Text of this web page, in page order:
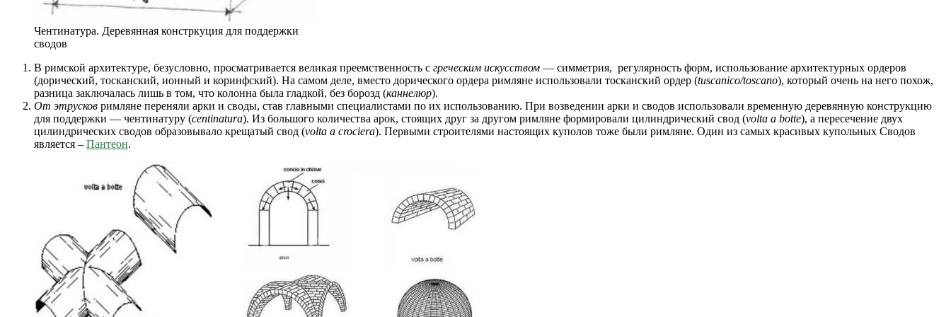
Чентинатура. Деревянная констркуция для поддержки
сводов
В римской архитектуре, безусловно, просматривается великая преемственность с греческим искусством — симметрия, регулярность форм, использование архитектурных ордеров
(дорический, тосканский, ионный и коринфский). На самом деле, вместо дорического ордера римляне использовали тосканский ордер (tuscanico/toscano), который очень на него похож,
разница заключалась лишь в том, что колонна была гладкой, без борозд (каннелюр).
От этрусков римляне переняли арки и своды, став главными специалистами по их использованию. При возведении арки и сводов использовали временную деревянную конструкцию
для поддержки — чентинатуру (centinatura). Из большого количества арок, стоящих друг за другом римляне формировали цилиндрический свод (volta a botte), а пересечение двух
цилиндрических сводов образовывало крещатый свод (volta a crociera). Первыми строителями настоящих куполов тоже были римляне. Один из самых красивых купольных Сводов
является – Пантеон.